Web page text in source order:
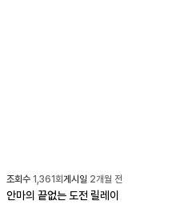
조회수 1,361회게시일 2개월 전
안마의 끝없는 도전 릴레이